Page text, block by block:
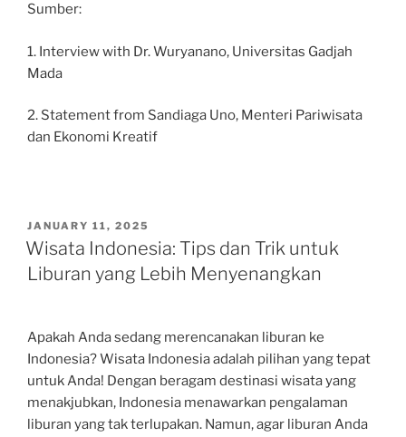
Sumber:
1. Interview with Dr. Wuryanano, Universitas Gadjah
Mada
2. Statement from Sandiaga Uno, Menteri Pariwisata
dan Ekonomi Kreatif
POSTED
ON
JANUARY 11, 2025
Wisata Indonesia: Tips dan Trik untuk
Liburan yang Lebih Menyenangkan
Apakah Anda sedang merencanakan liburan ke
Indonesia? Wisata Indonesia adalah pilihan yang tepat
untuk Anda! Dengan beragam destinasi wisata yang
menakjubkan, Indonesia menawarkan pengalaman
liburan yang tak terlupakan. Namun, agar liburan Anda